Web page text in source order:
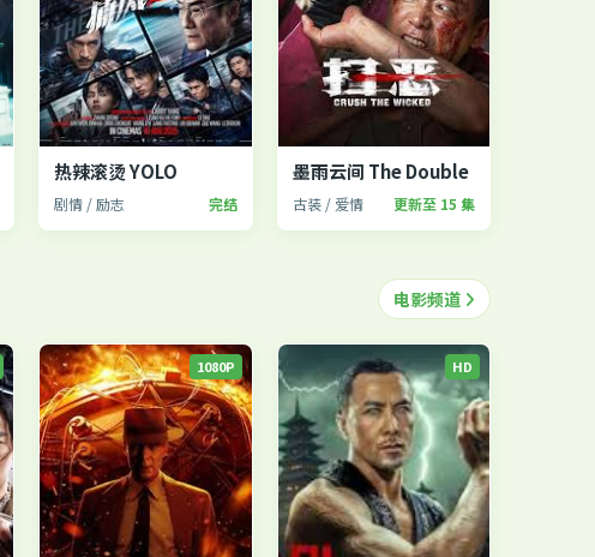
热辣滚烫 YOLO
剧情 / 励志 完结
墨雨云间 The Double
古装 / 爱情 更新至 15 集
电影频道
1080P HD